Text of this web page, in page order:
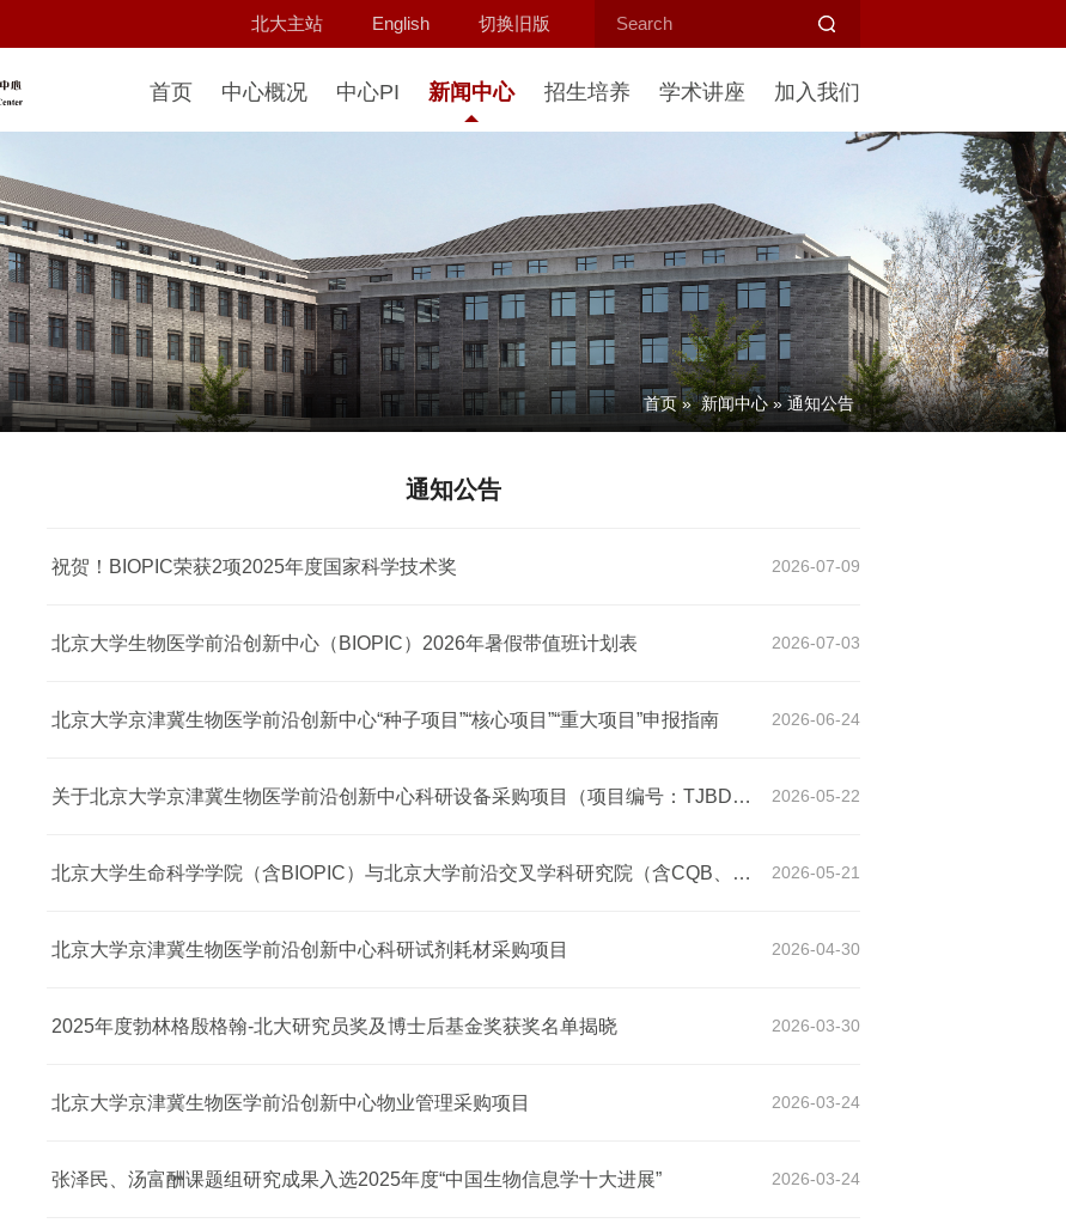
北大主站 English 切换旧版
首页 中心概况 中心PI 新闻中心 招生培养 学术讲座 加入我们
首页 » 新闻中心 » 通知公告
通知公告
2026-07-09
祝贺！BIOPIC荣获2项2025年度国家科学技术奖
2026-07-03
北京大学生物医学前沿创新中心（BIOPIC）2026年暑假带值班计划表
2026-06-24
北京大学京津冀生物医学前沿创新中心“种子项目”“核心项目”“重大项目”申报指南
2026-05-22
关于北京大学京津冀生物医学前沿创新中心科研设备采购项目（项目编号：TJBD-2026-A-047）中标结果内部公告
2026-05-21
北京大学生命科学学院（含BIOPIC）与北京大学前沿交叉学科研究院（含CQB、PTN、CLS）关于联合举办2026年“大生命科学交叉”夏令营的通知
2026-04-30
北京大学京津冀生物医学前沿创新中心科研试剂耗材采购项目
2026-03-30
2025年度勃林格殷格翰-北大研究员奖及博士后基金奖获奖名单揭晓
2026-03-24
北京大学京津冀生物医学前沿创新中心物业管理采购项目
2026-03-24
张泽民、汤富酬课题组研究成果入选2025年度“中国生物信息学十大进展”